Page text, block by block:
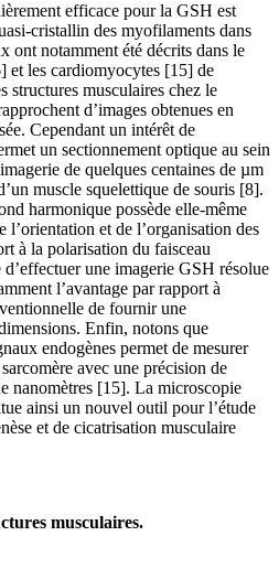
efficace pour la GSH est
cristallin des myofilaments dans
ont notamment été décrits dans le
et les cardiomyocytes [15] de
structures musculaires chez le
d’images obtenues en
Cependant un intérêt de
un sectionnement optique au sein
de quelques centaines de µm
muscle squelettique de souris [8].
harmonique possède elle-même
l’orientation et de l’organisation des
à la polarisation du faisceau
une imagerie GSH résolue
l’avantage par rapport à
de fournir une
Enfin, notons que
endogènes permet de mesurer
avec une précision de
nanomètres [15]. La microscopie
ainsi un nouvel outil pour l’étude
et de cicatrisation musculaire
musculaires.